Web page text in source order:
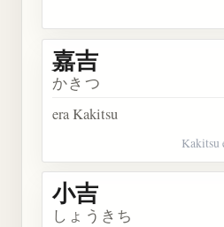
嘉吉
かきつ
era Kakitsu
Kakitsu
小吉
しょうきち